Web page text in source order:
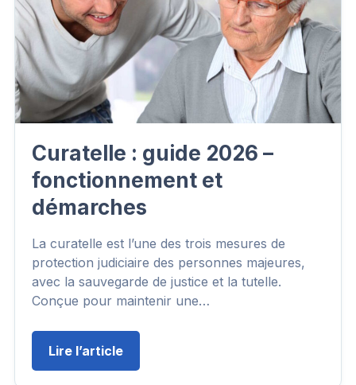
Curatelle : guide 2026 –
fonctionnement et
démarches
La curatelle est l’une des trois mesures de
protection judiciaire des personnes majeures,
avec la sauvegarde de justice et la tutelle.
Conçue pour maintenir une…
Lire l’article